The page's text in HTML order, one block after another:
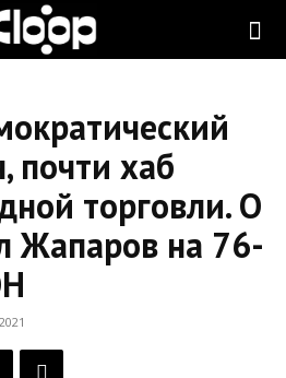
почти хаб
торговли. О
Жапаров на 76-